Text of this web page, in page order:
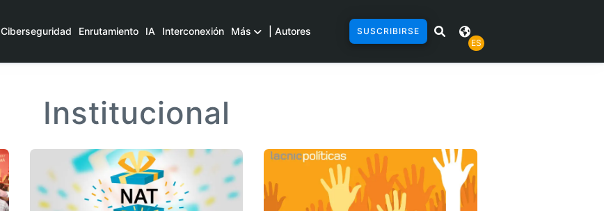
Ciberseguridad Enrutamiento IA Interconexión Más | Autores
SUSCRIBIRSE
ES
Institucional